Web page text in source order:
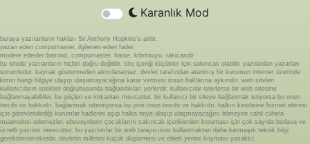
Karanlık Mod
buraya yazılanların hakları Sir Anthony Hopkins'e aittir.
yazan eden compumaster, ilgilenen eden fader
modere edenler basond, compumaster, fraise, kibritsuyu, rakicandir
bu sitede yazılanların hiçbiri doğru değildir. site içeriği küçükler için sakıncalı olabilir. yazılardan yazarları
sorumludur. kaynak göstermeden alıntılanamaz. devlet tarafından atanmış bir kurumun internet üzerinde
kimin hangi bilgiye ulaşıp ulaşamayacağına karar vermesi insan haklarına aykırıdır. web siteleri
kullanıcıların istekleri doğrultusunda bağlandıkları yerlerdir. kullanıcılar isterlerse bir web sitesine
bağlanmayabilirler. bu güçleri ve imkanları mevcuttur. bir kullanıcı bir siteye bağlanmak istiyorsa bu onun
tercihi ve hakkıdır. bağlanmak istemiyorsa bu yine onun tercihi ve hakkıdır. halkın kendisine hizmet etmesi
için görevlendirdiği kurumlar hadlerini aşıp halka neye ulaşıp ulaşmayacağını bilmeyen cahil cühela
muamelesi edemezler. ebeveynlerin çocuklarını sakıncalı içeriklerden koruması için çok sayıda bedava ve
ücretli yazılım mevcuttur. bu yazılımlar bir web tarayıcısını kullanmaktan daha karmaşık teknik bilgi
gerektirmemektedir. devletin milletini küçük düşürmesi ve ebleh yerine koyması yasaktır.